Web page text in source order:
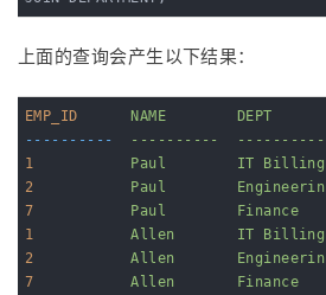
上面的查询会产生以下结果：
EMP_ID
NAME        DEPT
----------
----------  ----------
1
Paul        IT Billing
2
Paul        Engineerin
7
Paul        Finance
1
Allen       IT Billing
2
Allen       Engineerin
7
Allen       Finance